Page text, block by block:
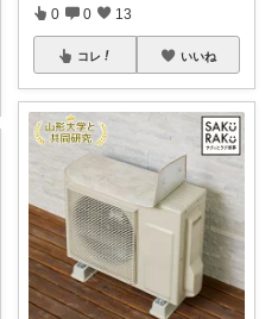
0 0 13
コレ いいね